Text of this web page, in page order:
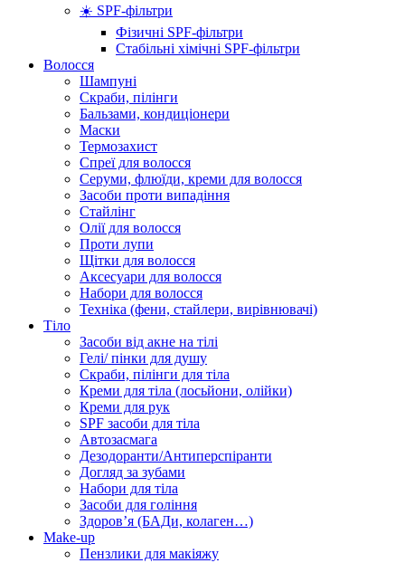
☀️ SPF-фільтри
Фізичні SPF-фільтри
Стабільні хімічні SPF-фільтри
Волосся
Шампуні
Скраби, пілінги
Бальзами, кондиціонери
Маски
Термозахист
Спреї для волосся
Серуми, флюїди, креми для волосся
Засоби проти випадіння
Стайлінг
Олії для волосся
Проти лупи
Щітки для волосся
Аксесуари для волосся
Набори для волосся
Техніка (фени, стайлери, вирівнювачі)
Тіло
Засоби від акне на тілі
Гелі/ пінки для душу
Скраби, пілінги для тіла
Креми для тіла (лосьйони, олійки)
Креми для рук
SPF засоби для тіла
Автозасмага
Дезодоранти/Антиперспіранти
Догляд за зубами
Набори для тіла
Засоби для гоління
Здоровʼя (БАДи, колаген…)
Make-up
Пензлики для макіяжу